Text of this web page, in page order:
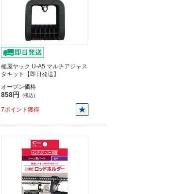
槌屋ヤック U-A5 マルチアジャス
タキット【即日発送】
オープン価格
858円 (税込)
7ポイント獲得